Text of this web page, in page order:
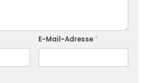
E-Mail-Adresse *